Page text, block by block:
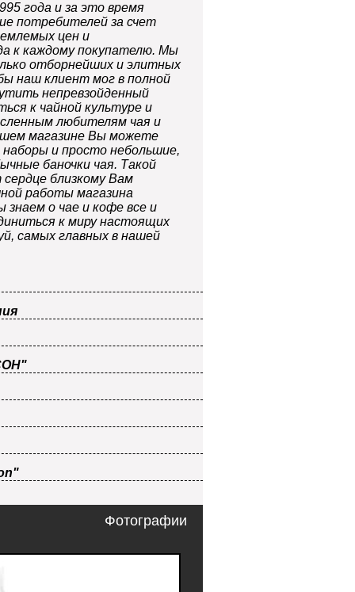
года и за это время
потребителей за счет
цен и
к каждому покупателю. Мы
отборнейших и элитных
наш клиент мог в полной
непревзойденный
к чайной культуре и
любителям чая и
магазине Вы можете
наборы и просто небольшие,
баночки чая. Такой
сердце близкому Вам
работы магазина
о чае и кофе все и
к миру настоящих
самых главных в нашей
Фотографии